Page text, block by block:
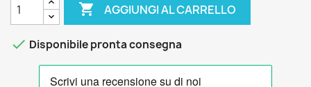
 AGGIUNGI AL CARRELLO
 Disponibile pronta consegna